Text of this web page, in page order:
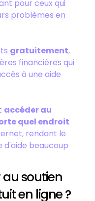
pour ceux qui
problèmes en
gratuitement,
financières qui
à une aide
accéder au
quel endroit
rendant le
d'aide beaucoup
soutien
en ligne ?